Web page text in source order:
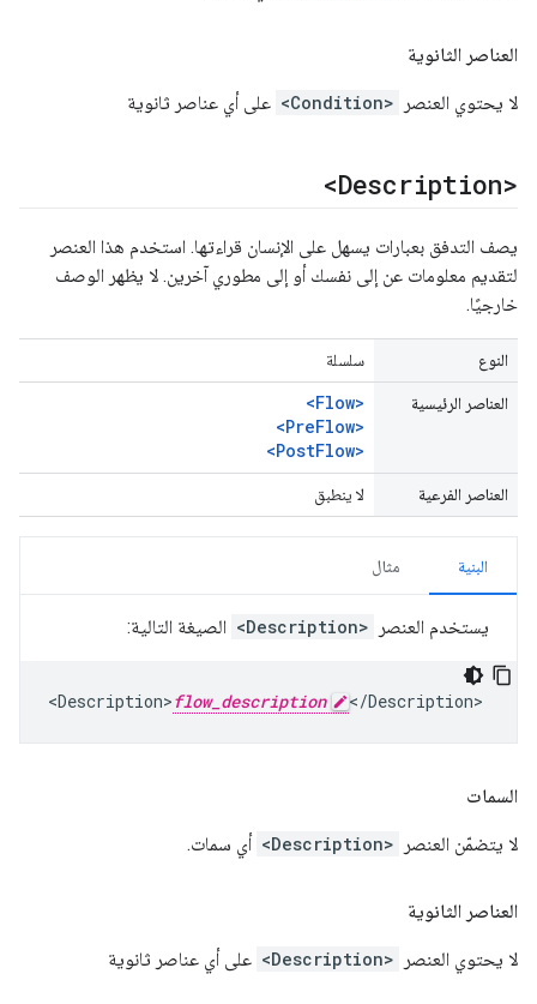
العناصر الثانوية
لا يحتوي العنصر <Condition> على أي عناصر ثانوية
<Description>
يصف التدفق بعبارات يسهل على الإنسان قراءتها. استخدم هذا العنصر
لتقديم معلومات عن إلى نفسك أو إلى مطوري آخرين. لا يظهر الوصف
خارجيًا.
النوع سلسلة
العناصر الرئيسية
<Flow>
<PreFlow>
<PostFlow>
العناصر الفرعية لا ينطبق
البنية مثال
يستخدم العنصر <Description> الصيغة التالية:
<Description>flow_description </Description>
السمات
لا يتضمّن العنصر <Description> أي سمات.
العناصر الثانوية
لا يحتوي العنصر <Description> على أي عناصر ثانوية